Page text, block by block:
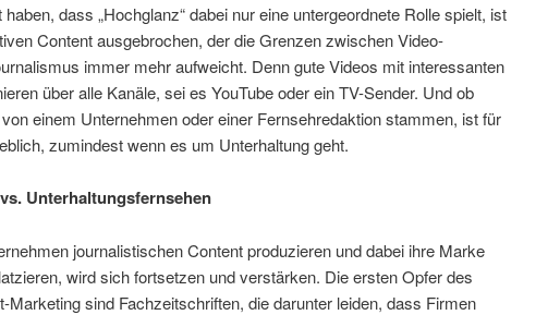
dass „Hochglanz“ dabei nur eine untergeordnete Rolle spielt, ist
Content ausgebrochen, der die Grenzen zwischen Video-
immer mehr aufweicht. Denn gute Videos mit interessanten
über alle Kanäle, sei es YouTube oder ein TV-Sender. Und ob
einem Unternehmen oder einer Fernsehredaktion stammen, ist für
zumindest wenn es um Unterhaltung geht.
Unterhaltungsfernsehen
journalistischen Content produzieren und dabei ihre Marke
wird sich fortsetzen und verstärken. Die ersten Opfer des
Marketing sind Fachzeitschriften, die darunter leiden, dass Firmen